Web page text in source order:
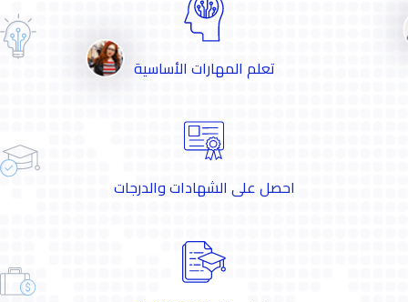
تعلم المهارات الأساسية
احصل على الشهادات والدرجات